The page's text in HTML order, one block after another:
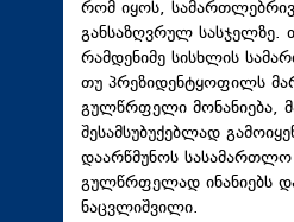
რომ იყოს,
განსაზღვრულ სასჯელზე.
რამდენიმე სისხლის
თუ პრეზიდენტყოფილს
გულწრფელი მონანიება,
შესამსუბუქებლად
დაარწმუნოს
გულწრფელად ინანიებს
ნაცვლიშვილი.